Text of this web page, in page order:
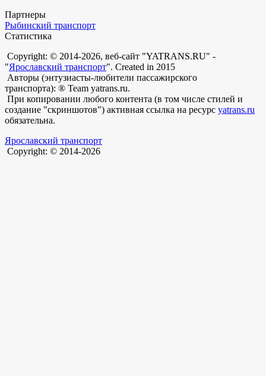
Партнеры
Рыбинский транспорт
Статистика
Copyright: © 2014-2026, веб-сайт "YATRANS.RU" -
"Ярославский транспорт". Created in 2015
Авторы (энтузиасты-любители пассажирского
транспорта): ® Team yatrans.ru.
При копировании любого контента (в том числе стилей и
создание "скриншотов") активная ссылка на ресурс yatrans.ru
обязательна.
Ярославский транспорт
Copyright: © 2014-2026